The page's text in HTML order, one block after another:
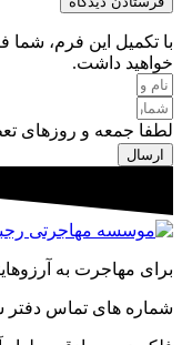
با تکمیل این فرم،
خواهید داشت.
لطفا جمعه و روزهای
ارسال
برای مهاجرت به
شماره های تماس دفتر